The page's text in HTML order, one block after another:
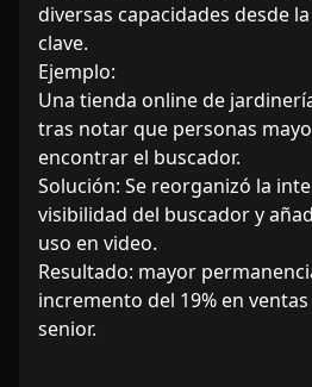
diversas capacidades desde
clave.
Ejemplo:
Una tienda online de
tras notar que personas
encontrar el buscador.
Solución: Se reorganizó la
visibilidad del buscador y
uso en video.
Resultado: mayor
incremento del 19% en
senior.